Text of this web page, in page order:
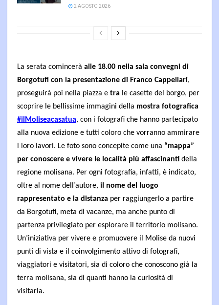
2 AGOSTO 2026
La serata comincerà alle 18.00 nella sala convegni di
Borgotufi con la presentazione di Franco Cappellari,
proseguirà poi nella piazza e tra le casette del borgo, per
scoprire le bellissime immagini della mostra fotografica
#ilMoliseacasatua, con i fotografi che hanno partecipato
alla nuova edizione e tutti coloro che vorranno ammirare
i loro lavori. Le foto sono concepite come una “mappa”
per conoscere e vivere le località più affascinanti della
regione molisana. Per ogni fotografia, infatti, è indicato,
oltre al nome dell’autore, il nome del luogo
rappresentato e la distanza per raggiungerlo a partire
da Borgotufi, meta di vacanze, ma anche punto di
partenza privilegiato per esplorare il territorio molisano.
Un’iniziativa per vivere e promuovere il Molise da nuovi
punti di vista e il coinvolgimento attivo di fotografi,
viaggiatori e visitatori, sia di coloro che conoscono già la
terra molisana, sia di quanti hanno la curiosità di
visitarla.